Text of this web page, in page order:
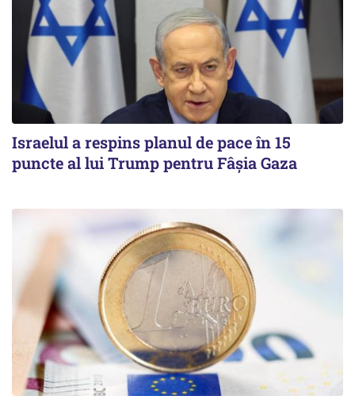
Israelul a respins planul de pace în 15
puncte al lui Trump pentru Fâșia Gaza